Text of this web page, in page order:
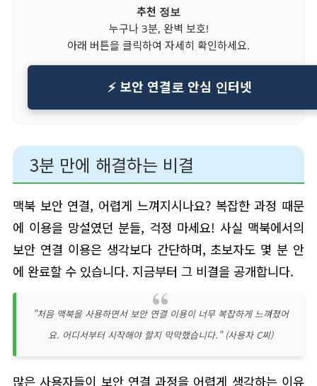
추천 정보
누구나 3분, 완벽 보호!
아래 버튼을 클릭하여 자세히 확인하세요.
⚡ 보안 연결로 안심 인터넷
3분 만에 해결하는 비결
맥북 보안 연결, 어렵게 느껴지시나요? 복잡한 과정 때문
에 이용을 망설였던 분들, 걱정 마세요! 사실 맥북에서의
보안 연결 이용은 생각보다 간단하며, 초보자도 몇 분 안
에 완료할 수 있습니다. 지금부터 그 비결을 공개합니다.
"처음 맥북을 사용하면서 보안 연결 이용이 너무 복잡하게 느껴졌어
요. 어디서부터 시작해야 할지 막막했습니다." (사용자 C씨)
많은 사용자들이 보안 연결 과정을 어렵게 생각하는 이유